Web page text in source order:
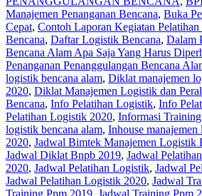
Manajemen Penanganan Bencana, Buka
Cepat, Contoh Laporan Kegiatan Pelatihan
Bencana, Daftar Logistik Bencana, Dalam
Bencana Alam Apa Saja Yang Harus
Penanganan Penanggulangan Bencana
logistik bencana alam, Diklat manajemen
2020, Diklat Manajemen Logistik dan
Bencana, Info Pelatihan Logistik, Info
Pelatihan Logistik 2020, Informasi Training
logistik bencana alam, Inhouse
2020, Jadwal Bimtek Manajemen Logistik
Jadwal Diklat Bnpb 2019, Jadwal
2020, Jadwal Pelatihan Logistik, Jadwal
Jadwal Pelatihan Logistik 2020, Jadwal
Training Ppm 2019, Jadwal Training Ppm